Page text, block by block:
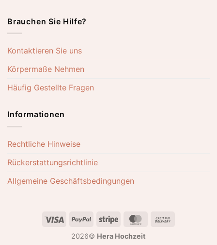
Brauchen Sie Hilfe?
Kontaktieren Sie uns
Körpermaße Nehmen
Häufig Gestellte Fragen
Informationen
Rechtliche Hinweise
Rückerstattungsrichtlinie
Allgemeine Geschäftsbedingungen
Visa PayPal Stripe MasterCard
2026© Hera Hochzeit